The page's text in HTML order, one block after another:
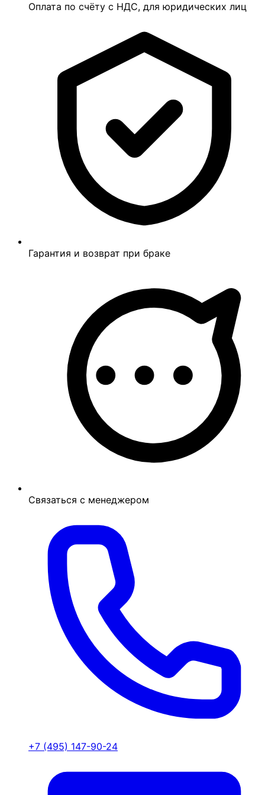
Оплата по счёту с НДС, для юридических лиц
Гарантия и возврат при браке
Связаться с менеджером
+7 (495) 147-90-24